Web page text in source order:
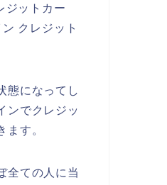
ジットカー
クレジット
態になってし
ンでクレジッ
ます。
全ての人に当